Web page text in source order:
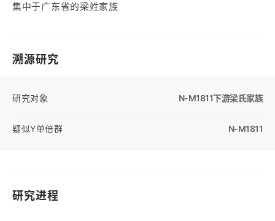
集中于广东省的梁姓家族
溯源研究
研究对象 N-M1811下游梁氏家族
疑似Y单倍群 N-M1811
研究进程